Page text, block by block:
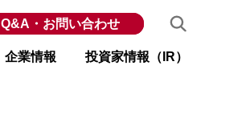
企業情報 投資家情報（IR）
Q&A・お問い合わせ